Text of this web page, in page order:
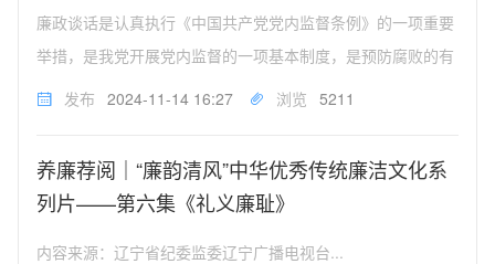
廉政谈话是认真执行《中国共产党党内监督条例》的一项重要
举措，是我党开展党内监督的一项基本制度，是预防腐败的有
效手段之一，是避免或减少领导干部犯错误的重要途径。11月
发布 2024-11-14 16:27 浏览 5211
养廉荐阅｜“廉韵清风”中华优秀传统廉洁文化系
列片——第六集《礼义廉耻》
内容来源：辽宁省纪委监委辽宁广播电视台...